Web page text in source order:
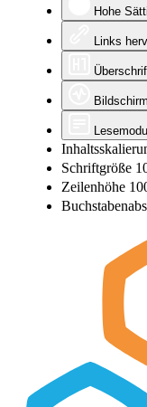
Hohe
Links
Schriftgröße
Zeilenhöhe